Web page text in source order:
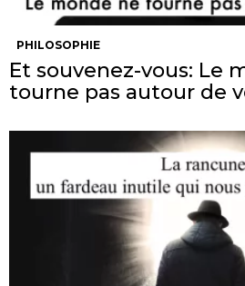
PHILOSOPHIE
Et souvenez-vous: Le
tourne pas autour de